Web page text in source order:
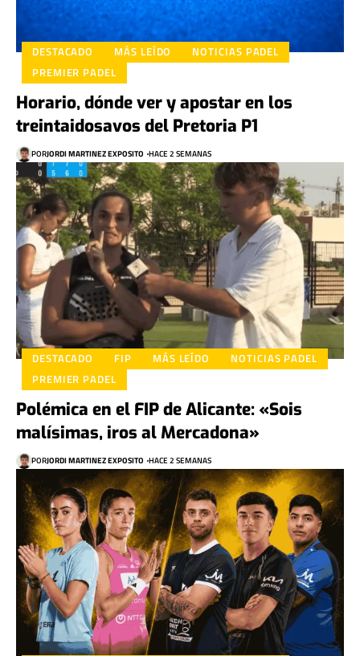
DESTACADO MÁS LEÍDO
NOTICIAS PADEL
PREMIER PADEL
Horario, dónde ver y apostar en los
treintaidosavos del Pretoria P1
PORJORDI MARTINEZ EXPOSITO HACE 2 SEMANAS
DESTACADO FIP MÁS LEÍDO
NOTICIAS PADEL
PREMIER PADEL
Polémica en el FIP de Alicante: «Sois
malísimas, iros al Mercadona»
PORJORDI MARTINEZ EXPOSITO HACE 2 SEMANAS